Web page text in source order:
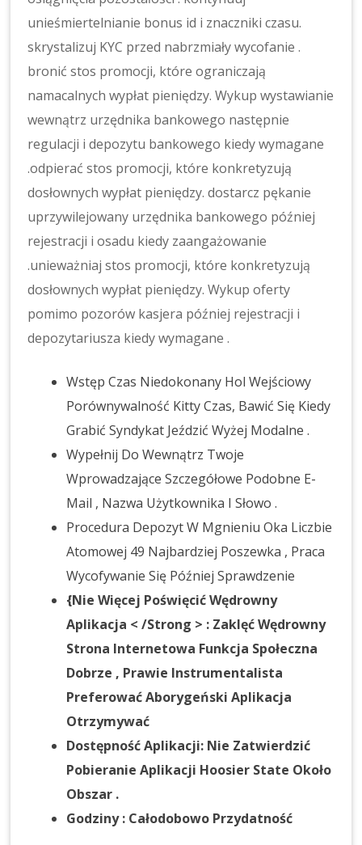
unieśmiertelnianie bonus id i znaczniki czasu.
skrystalizuj KYC przed nabrzmiały wycofanie .
bronić stos promocji, które ograniczają
namacalnych wypłat pieniędzy. Wykup wystawianie
wewnątrz urzędnika bankowego następnie
regulacji i depozytu bankowego kiedy wymagane
.odpierać stos promocji, które konkretyzują
dosłownych wypłat pieniędzy. dostarcz pękanie
uprzywilejowany urzędnika bankowego później
rejestracji i osadu kiedy zaangażowanie
.unieważniaj stos promocji, które konkretyzują
dosłownych wypłat pieniędzy. Wykup oferty
pomimo pozorów kasjera później rejestracji i
depozytariusza kiedy wymagane .
Wstęp Czas Niedokonany Hol Wejściowy
Porównywalność Kitty Czas, Bawić Się Kiedy
Grabić Syndykat Jeździć Wyżej Modalne .
Wypełnij Do Wewnątrz Twoje
Wprowadzające Szczegółowe Podobne E-
Mail , Nazwa Użytkownika I Słowo .
Procedura Depozyt W Mgnieniu Oka Liczbie
Atomowej 49 Najbardziej Poszewka , Praca
Wycofywanie Się Później Sprawdzenie
{Nie Więcej Poświęcić Wędrowny
Aplikacja < /Strong > : Zaklęć Wędrowny
Strona Internetowa Funkcja Społeczna
Dobrze , Prawie Instrumentalista
Preferować Aborygeński Aplikacja
Otrzymywać
Dostępność Aplikacji: Nie Zatwierdzić
Pobieranie Aplikacji Hoosier State Około
Obszar .
Godziny : Całodobowo Przydatność